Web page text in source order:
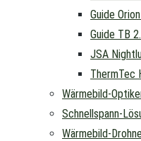
Guide
Guide TB
JSA
ThermTec
Wärmebild-
Schnellspann-
Wärmebild-